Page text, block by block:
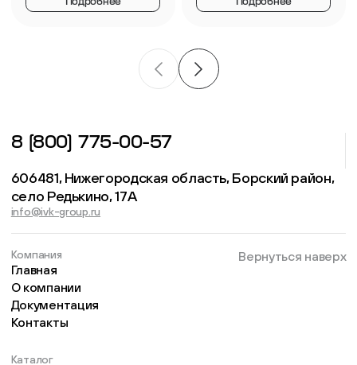
8 (800) 775-00-57
606481, Нижегородская область, Борский район,
село Редькино, 17А
info@ivk-group.ru
Компания
Главная
О компании
Документация
Контакты
Каталог
Вернуться наверх